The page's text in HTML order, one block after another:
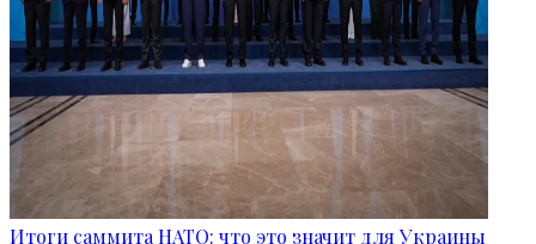
Итоги саммита НАТО: что это значит для Украины